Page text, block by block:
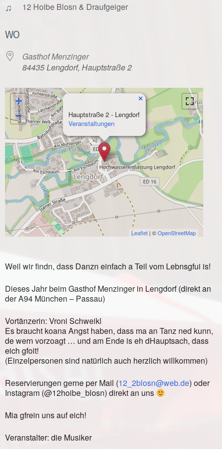
♫ 12 Hoibe Blosn & Draufgeiger
WO
Gasthof Menzinger
84435 Lengdorf, Hauptstraße 2
Hauptstraße 2 - Lengdorf
Veranstaltungen
×
+
−
Leaflet | ©OpenStreetMap
Weil wir findn, dass Danzn einfach a Teil vom Lebnsgfui is!
Dieses Jahr beim Gasthof Menzinger in Lengdorf (direkt an
der A94 München – Passau)
Vortänzerin: Vroni Schweikl
Es braucht koana Angst haben, dass ma an Tanz ned kunn,
de wern vorzoagt … und am Ende is eh dHauptsach, dass
eich gfoit!
(Einzelpersonen sind natürlich auch herzlich willkommen)
Reservierungen gerne per Mail (12_2blosn@web.de) oder
Instagram (@12hoibe_blosn) direkt an uns
Mia gfrein uns auf eich!
Veranstalter: die Musiker